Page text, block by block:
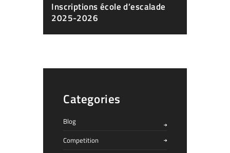
Inscriptions école d’escalade
2025-2026
Categories
Blog
Competition